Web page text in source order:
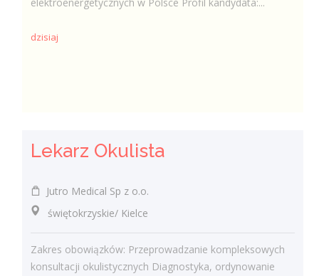
dzisiaj
Lekarz Okulista
Jutro Medical Sp z o.o.
świętokrzyskie/ Kielce
Zakres obowiązków: Przeprowadzanie kompleksowych
konsultacji okulistycznych Diagnostyka, ordynowanie